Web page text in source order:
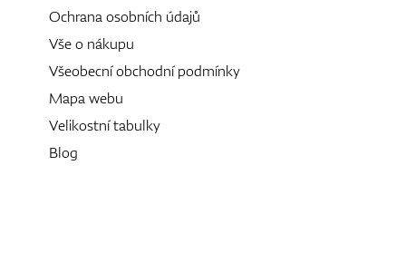
Ochrana osobních údajů
Vše o nákupu
Všeobecní obchodní podmínky
Mapa webu
Velikostní tabulky
Blog